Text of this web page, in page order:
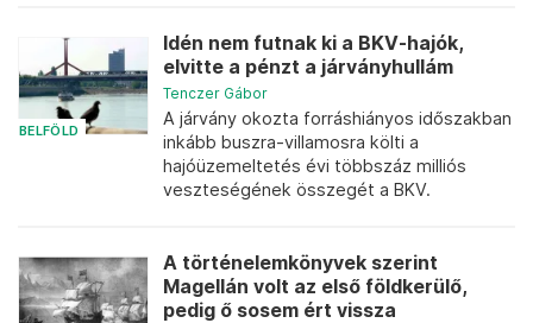
BELFÖLD
Idén nem futnak ki a BKV-hajók,
elvitte a pénzt a járványhullám
Tenczer Gábor
A járvány okozta forráshiányos időszakban
inkább buszra-villamosra költi a
hajóüzemeltetés évi többszáz milliós
veszteségének összegét a BKV.
A történelemkönyvek szerint
Magellán volt az első földkerülő,
pedig ő sosem ért vissza